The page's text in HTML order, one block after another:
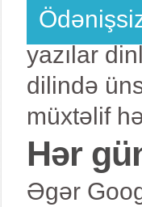
yazılar
dilində
müxtəlif
Hər
Əgər